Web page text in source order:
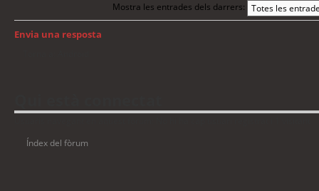
Mostra les entrades dels darrers:
Envia una resposta
Índex del fòrum